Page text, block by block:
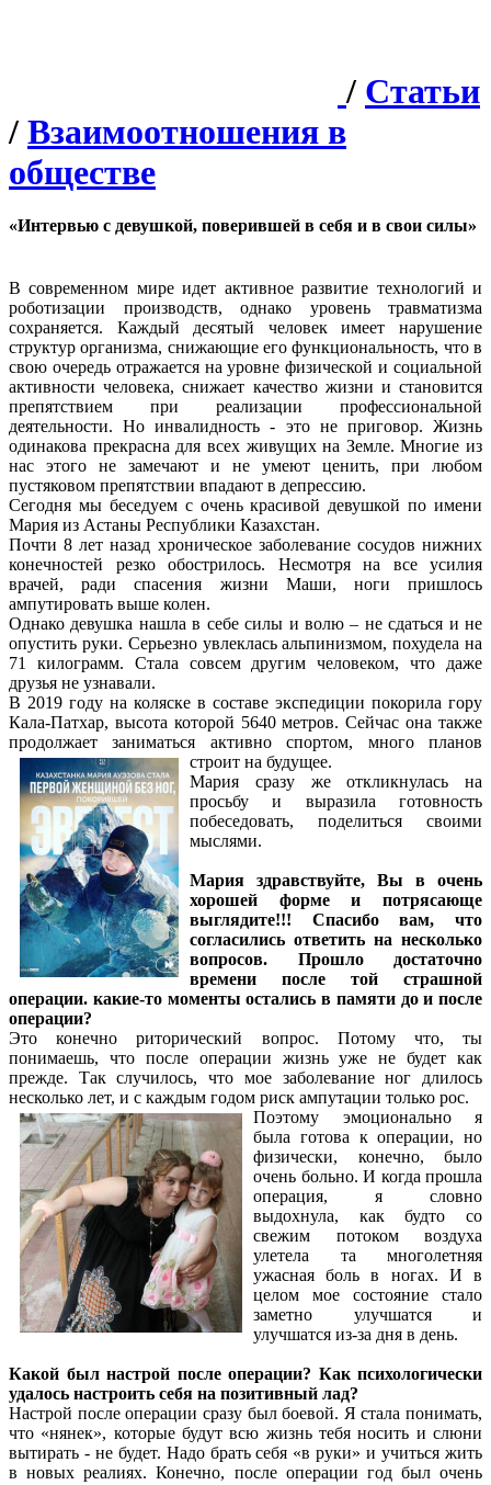
/ Статьи
/ Взаимоотношения в
обществе
«Интервью с девушкой, поверившей в себя и в свои силы»
В современном мире идет активное развитие технологий и
роботизации производств, однако уровень травматизма
сохраняется. Каждый десятый человек имеет нарушение
структур организма, снижающие его функциональность, что в
свою очередь отражается на уровне физической и социальной
активности человека, снижает качество жизни и становится
препятствием при реализации профессиональной
деятельности. Но инвалидность - это не приговор. Жизнь
одинакова прекрасна для всех живущих на Земле. Многие из
нас этого не замечают и не умеют ценить, при любом
пустяковом препятствии впадают в депрессию.
Сегодня мы беседуем с очень красивой девушкой по имени
Мария из Астаны Республики Казахстан.
Почти 8 лет назад хроническое заболевание сосудов нижних
конечностей резко обострилось. Несмотря на все усилия
врачей, ради спасения жизни Маши, ноги пришлось
ампутировать выше колен.
Однако девушка нашла в себе силы и волю – не сдаться и не
опустить руки. Серьезно увлеклась альпинизмом, похудела на
71 килограмм. Стала совсем другим человеком, что даже
друзья не узнавали.
В 2019 году на коляске в составе экспедиции покорила гору
Кала-Патхар, высота которой 5640 метров. Сейчас она также
продолжает заниматься активно спортом, много планов
строит на будущее.
Мария сразу же откликнулась на
просьбу и выразила готовность
побеседовать, поделиться своими
мыслями.
Мария здравствуйте, Вы в очень
хорошей форме и потрясающе
выглядите!!! Спасибо вам, что
согласились ответить на несколько
вопросов. Прошло достаточно
времени после той страшной
операции. какие-то моменты остались в памяти до и после
операции?
Это конечно риторический вопрос. Потому что, ты
понимаешь, что после операции жизнь уже не будет как
прежде. Так случилось, что мое заболевание ног длилось
несколько лет, и с каждым годом риск ампутации только рос.
Поэтому эмоционально я
была готова к операции, но
физически, конечно, было
очень больно. И когда прошла
операция, я словно
выдохнула, как будто со
свежим потоком воздуха
улетела та многолетняя
ужасная боль в ногах. И в
целом мое состояние стало
заметно улучшатся и
улучшатся из-за дня в день.
Какой был настрой после операции? Как психологически
удалось настроить себя на позитивный лад?
Настрой после операции сразу был боевой. Я стала понимать,
что «нянек», которые будут всю жизнь тебя носить и слюни
вытирать - не будет. Надо брать себя «в руки» и учиться жить
в новых реалиях. Конечно, после операции год был очень